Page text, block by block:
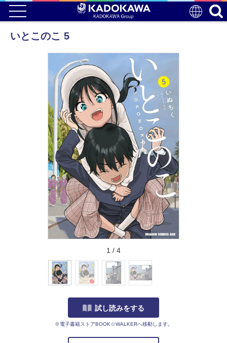
いとこのこ 5
1 / 4
試し読みをする
※電子書籍ストアBOOK☆WALKERへ移動します。